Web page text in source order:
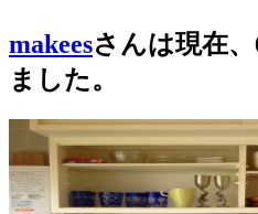
makeesさんは現在、
ました。